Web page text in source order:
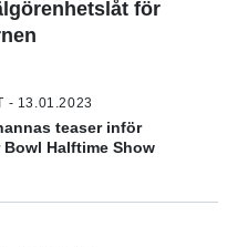
för
- 13.01.2023
teaser inför
Bowl Halftime Show